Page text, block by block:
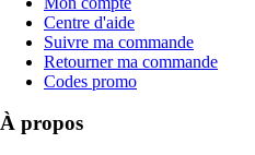
Centre d'aide
Suivre ma commande
Retourner ma commande
Codes promo
À propos